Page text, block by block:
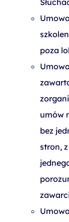
poza
umów
bez
stron,